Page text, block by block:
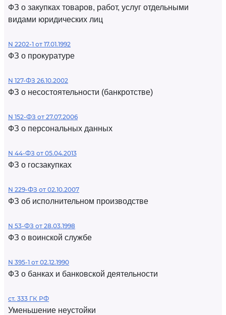
ФЗ о закупках товаров, работ, услуг отдельными
видами юридических лиц
N 2202-1 от 17.01.1992
ФЗ о прокуратуре
N 127-ФЗ 26.10.2002
ФЗ о несостоятельности (банкротстве)
N 152-ФЗ от 27.07.2006
ФЗ о персональных данных
N 44-ФЗ от 05.04.2013
ФЗ о госзакупках
N 229-ФЗ от 02.10.2007
ФЗ об исполнительном производстве
N 53-ФЗ от 28.03.1998
ФЗ о воинской службе
N 395-1 от 02.12.1990
ФЗ о банках и банковской деятельности
ст. 333 ГК РФ
Уменьшение неустойки